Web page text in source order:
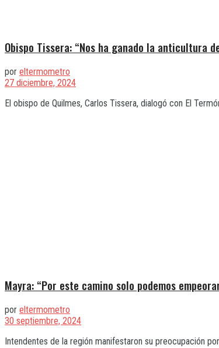
Obispo Tissera: “Nos ha ganado la anticultura
por eltermometro
27 diciembre, 2024
El obispo de Quilmes, Carlos Tissera, dialogó con El
Mayra: “Por este camino solo podemos
por eltermometro
30 septiembre, 2024
Intendentes de la región manifestaron su preocupación